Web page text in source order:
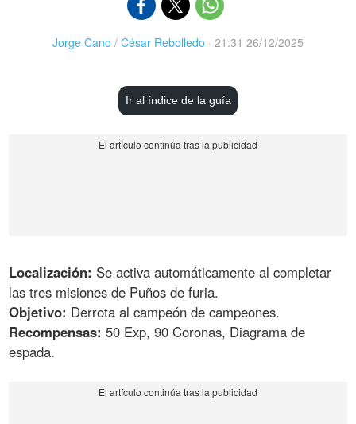
Jorge Cano / César Rebolledo · 21:31 26/12/2025
Ir al índice de la guía
Localización: Se activa automáticamente al completar
las tres misiones de Puños de furia.
Objetivo: Derrota al campeón de campeones.
Recompensas: 50 Exp, 90 Coronas, Diagrama de
espada.